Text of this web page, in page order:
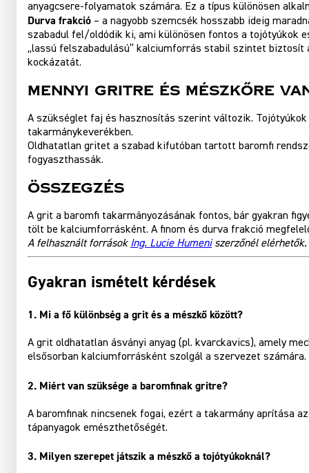
anyagcsere-folyamatok számára. Ez a típus különösen
Durva frakció – a nagyobb szemcsék hosszabb ideig
szabadul fel/oldódik ki, ami különösen fontos a tojótyúkok
„lassú felszabadulású” kalciumforrás stabil szintet biztosít
kockázatát.
Mennyi gritre és mészkőre
A szükséglet faj és hasznosítás szerint változik.
takarmánykeverékben.
Oldhatatlan gritet a szabad kifutóban tartott baromfi
fogyaszthassák.
Összegzés
A grit a baromfi takarmányozásának fontos, bár gyakran
tölt be kalciumforrásként. A finom és durva frakció
A felhasznált források Ing. Lucie Humeniszerzőnél elérhetők.
Gyakran ismételt kérdések
1. Mi a fő különbség a grit és a mészkő között?
A grit oldhatatlan ásványi anyag (pl. kvarckavics), amely
elsősorban kalciumforrásként szolgál a szervezet számára.
2. Miért van szüksége a baromfinak gritre?
A baromfinak nincsenek fogai, ezért a takarmány aprítása
tápanyagok emészthetőségét.
3. Milyen szerepet játszik a mészkő a tojótyúkoknál?